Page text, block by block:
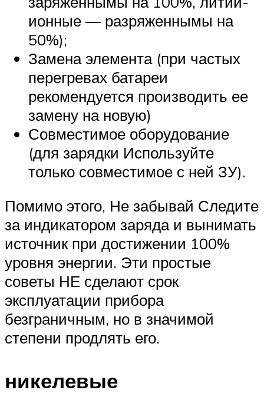
ионные — разряженнымы на
50%);
Замена элемента (при частых
перегревах батареи
рекомендуется производить ее
замену на новую)
Совместимое оборудование
(для зарядки Используйте
только совместимое с ней ЗУ).
Помимо этого, Не забывай Следите
за индикатором заряда и вынимать
источник при достижении 100%
уровня энергии. Эти простые
советы НЕ сделают срок
эксплуатации прибора
безграничным, но в значимой
степени продлять его.
никелевые